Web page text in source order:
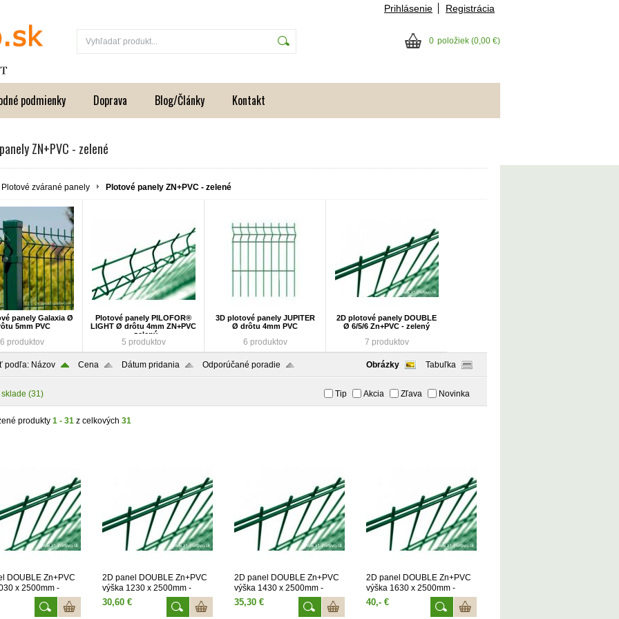
Prihlásenie Registrácia
0 položiek (0,00 €)
podmienky Doprava Blog/Články Kontakt
ZN+PVC - zelené
Plotové zvárané panely Plotové panely ZN+PVC - zelené
panely Galaxia Ø
5mm PVC
6 produktov
Plotové panely PILOFOR®
LIGHT Ø drôtu 4mm ZN+PVC
- zelený
5 produktov
3D plotové panely JUPITER
Ø drôtu 4mm PVC
6 produktov
2D plotové panely DOUBLE
Ø 6/5/6 Zn+PVC - zelený
7 produktov
podľa: Názov Cena Dátum pridania Odporúčané poradie Obrázky Tabuľka
sklade (31) Tip Akcia Zľava Novinka
produkty 1 - 31 z celkových 31
DOUBLE Zn+PVC
x 2500mm -
2D panel DOUBLE Zn+PVC
výška 1230 x 2500mm -
zelený
30,60 €
2D panel DOUBLE Zn+PVC
výška 1430 x 2500mm -
zelený
35,30 €
2D panel DOUBLE Zn+PVC
výška 1630 x 2500mm -
zelený
40,- €